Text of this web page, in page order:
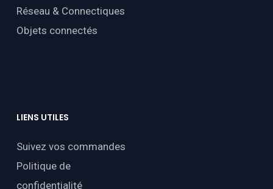
Réseau & Connectiques
Objets connectés
LIENS UTILES
Suivez vos commandes
Politique de
confidentialité